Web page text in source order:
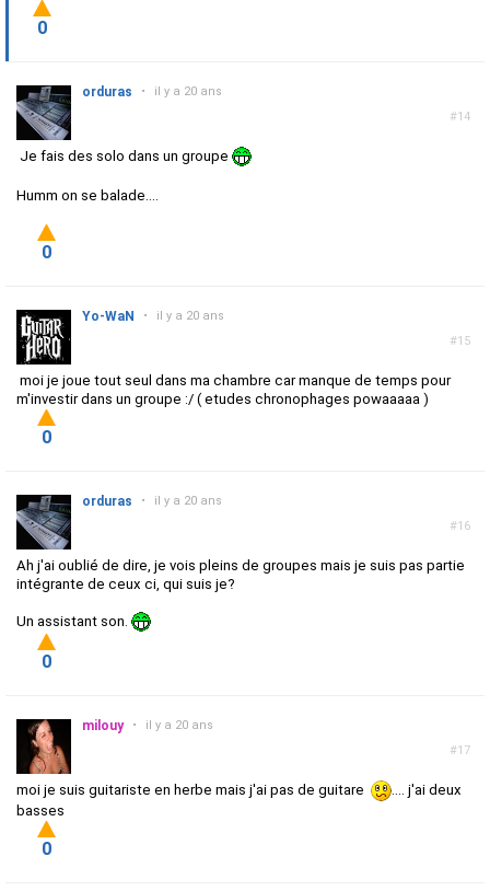
0
#14
orduras • il y a 20 ans
Je fais des solo dans un groupe
Humm on se balade....
0
#15
Yo-WaN • il y a 20 ans
moi je joue tout seul dans ma chambre car manque de temps pour
m'investir dans un groupe :/ ( etudes chronophages powaaaaa )
0
#16
orduras • il y a 20 ans
Ah j'ai oublié de dire, je vois pleins de groupes mais je suis pas partie
intégrante de ceux ci, qui suis je?
Un assistant son.
0
#17
milouy • il y a 20 ans
moi je suis guitariste en herbe mais j'ai pas de guitare
.... j'ai deux
basses
0